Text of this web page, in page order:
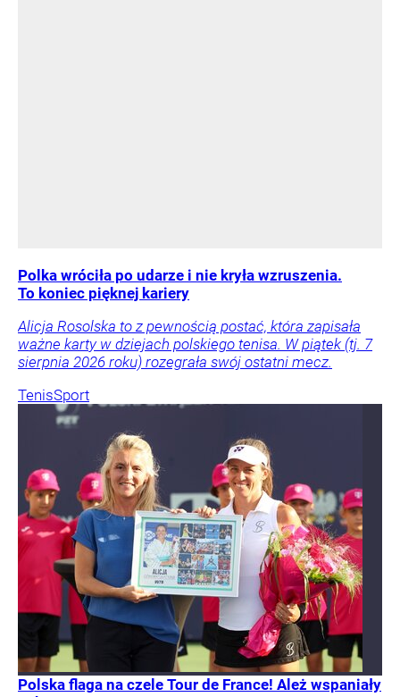
Polka wróciła po udarze i nie kryła wzruszenia.
To koniec pięknej kariery
Alicja Rosolska to z pewnością postać, która zapisała
ważne karty w dziejach polskiego tenisa. W piątek (tj. 7
sierpnia 2026 roku) rozegrała swój ostatni mecz.
TenisSport
Polska flaga na czele Tour de France! Ależ wspaniały